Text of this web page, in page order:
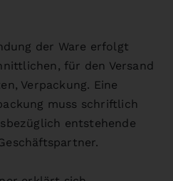
der Ware erfolgt
für den Versand
Verpackung. Eine
muss schriftlich
entstehende